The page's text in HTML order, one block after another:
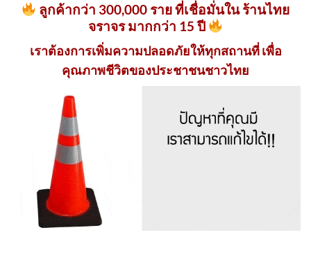
ลูกค้ากว่า 300,000 ราย ที่เชื่อมั่นใน ร้านไทย
จราจร มากกว่า 15 ปี
เราต้องการเพิ่มความปลอดภัยให้ทุกสถานที่ เพื่อ
คุณภาพชีวิตของประชาชนชาวไทย